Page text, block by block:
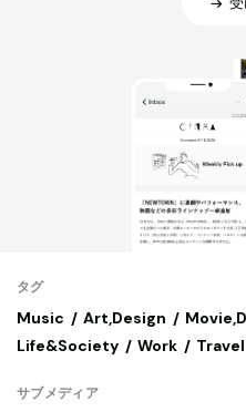
タグ
Music Art,Design
Life&Society
Work Travel
サブメディア